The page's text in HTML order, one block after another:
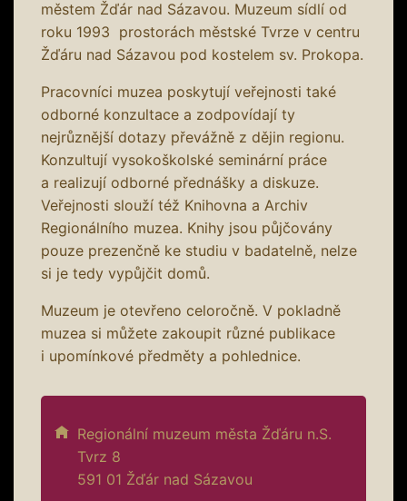
městem Žďár nad Sázavou. Muzeum sídlí od
roku 1993 prostorách městské Tvrze v centru
Žďáru nad Sázavou pod kostelem sv. Prokopa.
Pracovníci muzea poskytují veřejnosti také
odborné konzultace a zodpovídají ty
nejrůznější dotazy převážně z dějin regionu.
Konzultují vysokoškolské seminární práce
a realizují odborné přednášky a diskuze.
Veřejnosti slouží též Knihovna a Archiv
Regionálního muzea. Knihy jsou půjčovány
pouze prezenčně ke studiu v badatelně, nelze
si je tedy vypůjčit domů.
Muzeum je otevřeno celoročně. V pokladně
muzea si můžete zakoupit různé publikace
i upomínkové předměty a pohlednice.
Regionální muzeum města Žďáru n.S.
Tvrz 8
591 01 Žďár nad Sázavou